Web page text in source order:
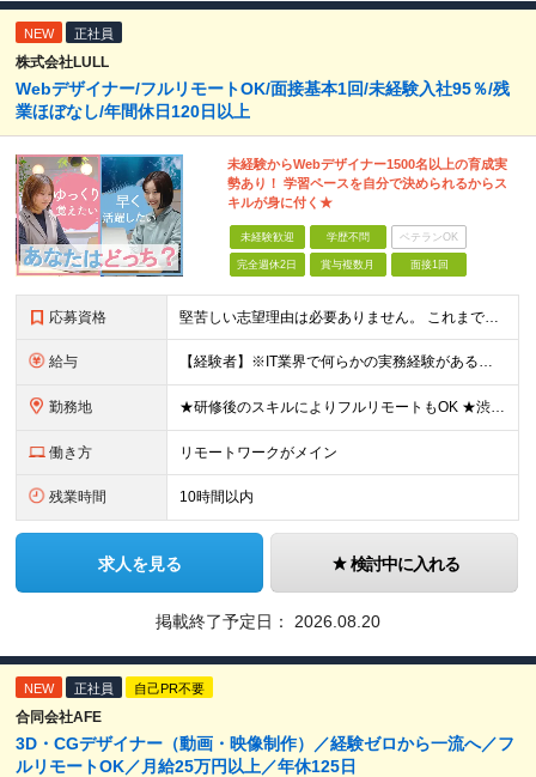
NEW 正社員
株式会社LULL
Webデザイナー/フルリモートOK/面接基本1回/未経験入社95％/残
業ほぼなし/年間休日120日以上
未経験からWebデザイナー1500名以上の育成実
勢あり！ 学習ペースを自分で決められるからス
キルが身に付く★
未経験歓迎 学歴不問 ベテランOK
完全週休2日 賞与複数月 面接1回
応募資格 堅苦しい志望理由は必要ありません。 これまでの経験や経歴よりも、私たちは“これから”を重視します。 ★学歴・経歴不問 ★完全未経験OK ★社会人デビュー歓迎 ★第二新卒OK ＼当てはまる方はぜひご
給与 【経験者】※IT業界で何らかの実務経験がある方 月給35万円～＋業績賞与＋交通費＋各種手当 ※固定残業代（30時間分／6万6,610円～）を含む。超過分は追加支給。 能力やスキルを考慮し、初任給を決定
勤務地 ★研修後のスキルによりフルリモートもOK ★渋谷駅徒歩2分！100席の新しいコワーキングスペース完備 ★本社、東京都、神奈川県、埼玉県、千葉県などのプロジェクト先 【本社】 東京都渋谷区渋谷3-10
働き方 リモートワークがメイン
残業時間 10時間以内
求人を見る 検討中に入れる
掲載終了予定日： 2026.08.20
NEW 正社員 自己PR不要
合同会社AFE
3D・CGデザイナー（動画・映像制作）／経験ゼロから一流へ／フ
ルリモートOK／月給25万円以上／年休125日